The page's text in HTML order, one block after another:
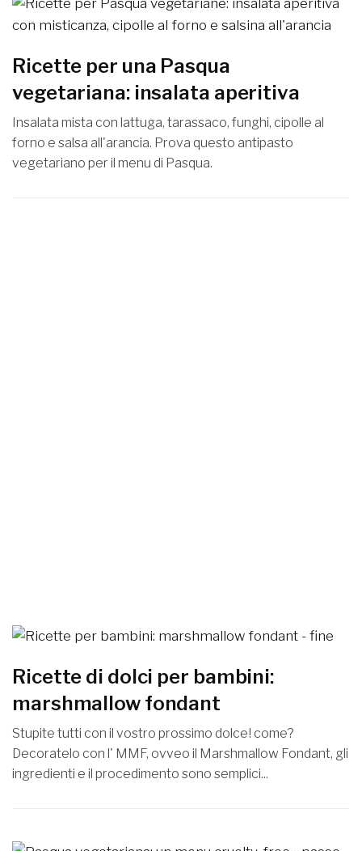
Ricette per una Pasqua
vegetariana: insalata aperitiva
Insalata mista con lattuga, tarassaco, funghi, cipolle al
forno e salsa all'arancia. Prova questo antipasto
vegetariano per il menu di Pasqua.
Ricette di dolci per bambini:
marshmallow fondant
Stupite tutti con il vostro prossimo dolce! come?
Decoratelo con l' MMF, ovveo il Marshmallow Fondant, gli
ingredienti e il procedimento sono semplici...